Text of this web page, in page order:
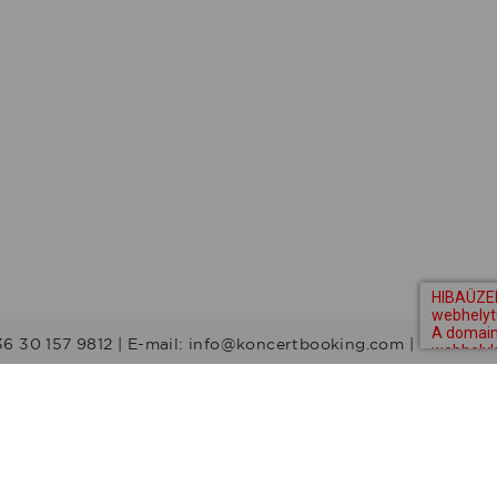
30 157 9812 | E-mail: info@koncertbooking.com |